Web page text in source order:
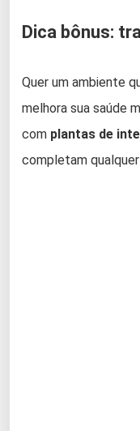
Dica bônus:
Quer um ambiente
melhora sua saúde
com plantas de
completam